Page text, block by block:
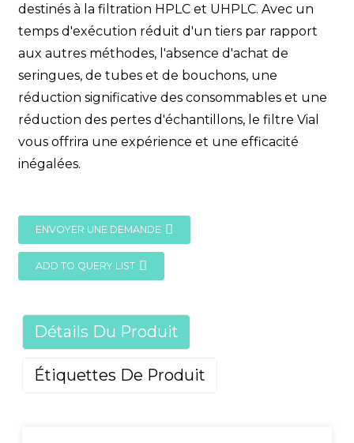
destinés à la filtration HPLC et UHPLC. Avec un
temps d'exécution réduit d'un tiers par rapport
aux autres méthodes, l'absence d'achat de
seringues, de tubes et de bouchons, une
réduction significative des consommables et une
réduction des pertes d'échantillons, le filtre Vial
vous offrira une expérience et une efficacité
inégalées.
ENVOYER UNE DEMANDE
ADD TO QUERY LIST
Détails Du Produit
Étiquettes De Produit